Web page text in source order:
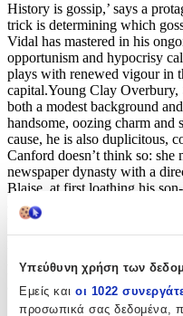
Υπεύθυνη χρήση των
Εμείς και οι 1022
προσωπικά σας δεδομένα,
History is gossip,’ says a
trick is determining which
Vidal has mastered in his
opportunism and hypocrisy
plays with renewed vigour in
capital.Young Clay Overbury,
both a modest background
handsome, oozing charm and
cause, he is also duplicitous,
Canford doesn’t think so:
newspaper dynasty with a
Blaise, at first loathing his
all the wrong reasons. So
the Republic’s high noon.
reign of terror, Gore Vidal
he provides an intoxicating
ambivalence, lunacy and